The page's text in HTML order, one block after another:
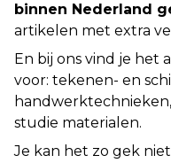
binnen Nederland
artikelen met extra
En bij ons vind je het
voor: tekenen- en
studie materialen.
Je kan het zo gek